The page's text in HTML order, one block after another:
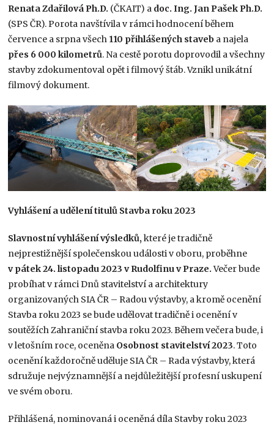
Renata Zdařilová Ph.D. (ČKAIT) a doc. Ing. Jan Pašek Ph.D.
(SPS ČR). Porota navštívila v rámci hodnocení během
července a srpna všech 110 přihlášených staveb a najela
přes 6 000 kilometrů. Na cestě porotu doprovodil a všechny
stavby zdokumentoval opět i filmový štáb. Vznikl unikátní
filmový dokument.
Vyhlášení a udělení titulů Stavba roku 2023
Slavnostní vyhlášení výsledků,které je tradičně
nejprestižnější společenskou události v oboru, proběhne
v pátek 24. listopadu 2023 v Rudolfinu v Praze.Večer bude
probíhat v rámci Dnů stavitelství a architektury
organizovaných SIA ČR – Radou výstavby, a kromě ocenění
Stavba roku 2023 se bude udělovat tradičně i ocenění v
soutěžích Zahraniční stavba roku 2023. Během večera bude, i
v letošním roce, oceněna Osobnost stavitelství 2023. Toto
ocenění každoročně uděluje SIA ČR – Rada výstavby, která
sdružuje nejvýznamnější a nejdůležitější profesní uskupení
ve svém oboru.
Přihlášená, nominovaná i oceněná díla Stavby roku 2023